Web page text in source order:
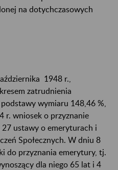
na dotychczasowych
1948 r.,
zatrudnienia
wymiaru 148,46 %,
r. wniosek o przyznanie
ustawy o emeryturach i
Społecznych. W dniu 8
do przyznania emerytury, tj.
dla niego 65 lat i 4